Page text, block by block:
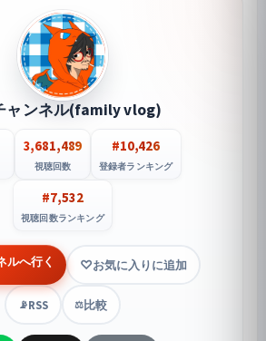
ャンネル(family vlog)
3,681,489
視聴回数
#10,426
登録者ランキング
#7,532
視聴回数ランキング
ルへ行く お気に入りに追加
📡RSS ⚖️比較